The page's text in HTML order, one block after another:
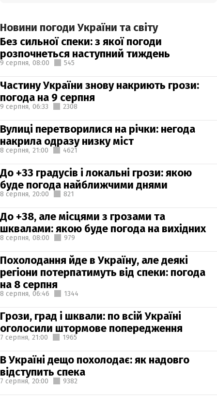
Новини погоди України та світу
Без сильної спеки: з якої погоди
розпочнеться наступний тиждень
9 серпня, 08:00 545
Частину України знову накриють грози:
погода на 9 серпня
9 серпня, 06:33 2308
Вулиці перетворилися на річки: негода
накрила одразу низку міст
8 серпня, 21:00 4621
До +33 градусів і локальні грози: якою
буде погода найближчими днями
8 серпня, 20:00 821
До +38, але місцями з грозами та
шквалами: якою буде погода на вихідних
8 серпня, 08:00 979
Похолодання йде в Україну, але деякі
регіони потерпатимуть від спеки: погода
на 8 серпня
8 серпня, 06:46 1344
Грози, град і шквали: по всій Україні
оголосили штормове попередження
7 серпня, 21:00 1965
В Україні дещо похолодає: як надовго
відступить спека
7 серпня, 20:00 9382